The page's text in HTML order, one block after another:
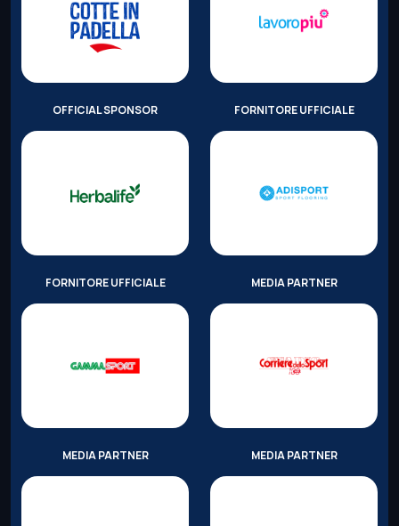
OFFICIAL SPONSOR FORNITORE UFFICIALE
FORNITORE UFFICIALE MEDIA PARTNER
MEDIA PARTNER MEDIA PARTNER